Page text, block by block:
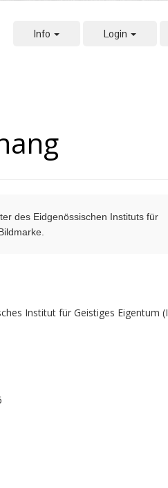
Info Login
des Eidgenössischen Instituts für
Institut für Geistiges Eigentum